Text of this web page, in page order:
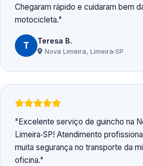
Chegaram rápido e cuidaram bem
motocicleta.
T Teresa B.
Nova Limeira, Limeira‑SP
Excelente serviço de guincho na
Limeira‑SP! Atendimento
muita segurança no transporte da
oficina.